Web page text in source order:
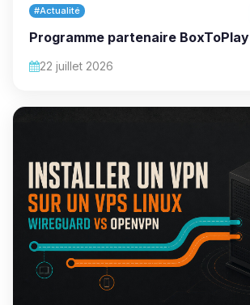
#Actualité
Programme partenaire BoxToPlay
22 juillet 2026